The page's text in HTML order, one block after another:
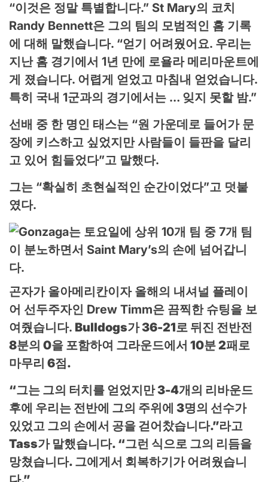
“이것은 정말 특별합니다.” St Mary의 코치
Randy Bennett은 그의 팀의 모범적인 홈 기록
에 대해 말했습니다. “얻기 어려웠어요. 우리는
지난 홈 경기에서 1년 만에 로욜라 메리마운트에
게 졌습니다. 어렵게 얻었고 마침내 얻었습니다.
특히 국내 1군과의 경기에서는 … 잊지 못할 밤.”
선배 중 한 명인 태스는 “원 가운데로 들어가 문
장에 키스하고 싶었지만 사람들이 들판을 달리
고 있어 힘들었다”고 말했다.
그는 “확실히 초현실적인 순간이었다”고 덧붙
였다.
곤자가 올아메리칸이자 올해의 내셔널 플레이
어 선두주자인 Drew Timm은 끔찍한 슈팅을 보
여줬습니다. Bulldogs가 36-21로 뒤진 전반전
8분의 0을 포함하여 그라운드에서 10분 2패로
마무리 6점.
“그는 그의 터치를 얻었지만 3-4개의 리바운드
후에 우리는 전반에 그의 주위에 3명의 선수가
있었고 그의 손에서 공을 걷어찼습니다.”라고
Tass가 말했습니다. “그런 식으로 그의 리듬을
망쳤습니다. 그에게서 회복하기가 어려웠습니